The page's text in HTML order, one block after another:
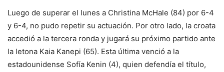
Luego de superar el lunes a Christina McHale (84) por 6-4
y 6-4, no pudo repetir su actuación. Por otro lado, la croata
accedió a la tercera ronda y jugará su próximo partido ante
la letona Kaia Kanepi (65). Esta última venció a la
estadounidense Sofía Kenin (4), quien defendía el título,